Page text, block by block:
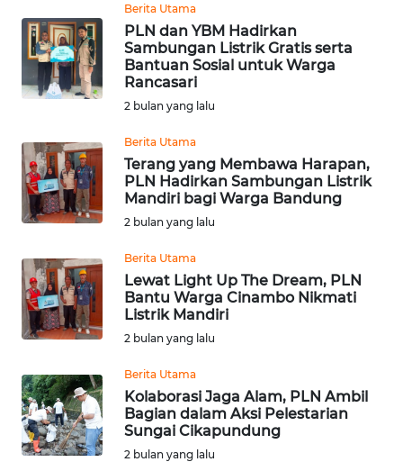
Berita Utama
PLN dan YBM Hadirkan
Sambungan Listrik Gratis serta
Bantuan Sosial untuk Warga
Rancasari
2 bulan yang lalu
Berita Utama
Terang yang Membawa Harapan,
PLN Hadirkan Sambungan Listrik
Mandiri bagi Warga Bandung
2 bulan yang lalu
Berita Utama
Lewat Light Up The Dream, PLN
Bantu Warga Cinambo Nikmati
Listrik Mandiri
2 bulan yang lalu
Berita Utama
Kolaborasi Jaga Alam, PLN Ambil
Bagian dalam Aksi Pelestarian
Sungai Cikapundung
2 bulan yang lalu
PAKPAK
WN
KARAWANG
BEKASI
WN
BOGOR
WN
DEPOK
WN
UTARA
WN
SAMOSIR